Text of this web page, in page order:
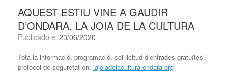
AQUEST ESTIU VINE A GAUDIR
D’ONDARA, LA JOIA DE LA CULTURA
Publicado el 23/06/2020
Tota la informació, programació, sol·licitud d’entrades gratuïtes i
protocol de seguretat en: lajoiadelacultura.ondara.org